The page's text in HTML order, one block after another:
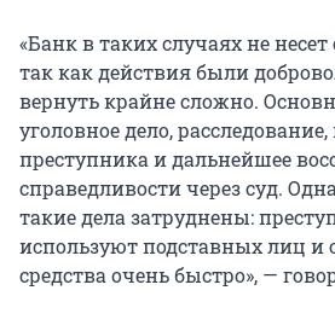
«Банк в таких случаях не несет
так как действия были
вернуть крайне сложно.
уголовное дело,
преступника и дальнейшее
справедливости через суд.
такие дела затруднены:
используют подставных лиц и
средства очень быстро», —